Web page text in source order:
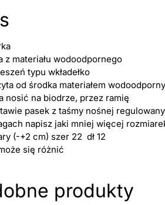
z materiału wodoodpornego
typu wkładełko
od środka materiałem
nosić na biodrze, przez ramię
pasek z taśmy nośnej
napisz jaki mniej więcej
(-+2 cm) szer 22 dł 12
się różnić
produkty